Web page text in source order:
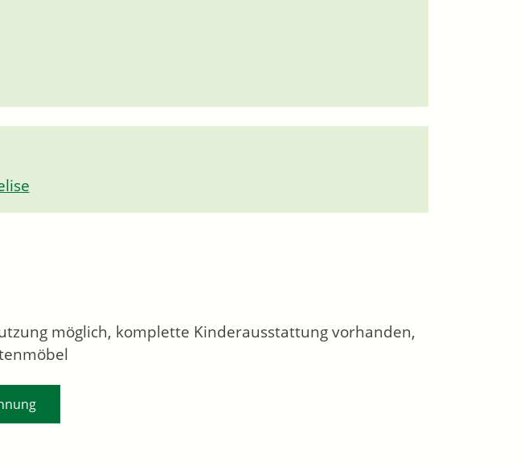
möglich, komplette Kinderausstattung vorhanden,